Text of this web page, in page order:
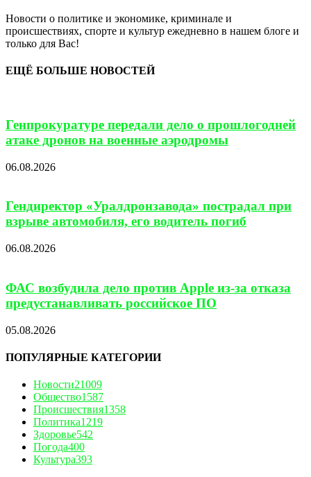
Новости о политике и экономике, криминале и
происшествиях, спорте и культур ежедневно в нашем блоге и
только для Вас!
ЕЩЁ БОЛЬШЕ НОВОСТЕЙ
Генпрокуратуре передали дело о прошлогодней
атаке дронов на военные аэродромы
06.08.2026
Гендиректор «Уралдронзавода» пострадал при
взрыве автомобиля, его водитель погиб
06.08.2026
ФАС возбудила дело против Apple из-за отказа
предустанавливать российское ПО
05.08.2026
ПОПУЛЯРНЫЕ КАТЕГОРИИ
Новости21009
Общество1587
Происшествия1358
Политика1219
Здоровье542
Погода400
Культура393